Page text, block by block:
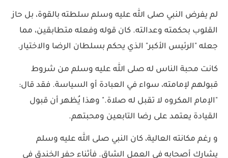
لم يفرض النبي صلى الله عليه وسلم سلطته بالقوة، بل حاز
القلوب بحكمته وعدالته. كان قوله وفعله متطابقين، مما
جعله "الرئيس الأكبر" الذي يحكم بسلطان الرضا والاختيار.
كانت محبة الناس له صلى الله عليه وسلم من شروط
قبولهم لإمامته، سواء في العبادة أو السياسة. فقد قال:
"الإمام المكروه لا تقبل له صلاة." وهذا يُظهر أن قبول
القيادة يعتمد على رضا التابعين ومحبتهم.
و رغم مكانته العالية، كان النبي صلى الله عليه وسلم
يشارك أصحابه في العمل الشاق. فأثناء حفر الخندق في